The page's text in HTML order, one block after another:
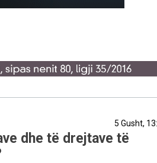
5 Gusht,
dhe të drejtave të